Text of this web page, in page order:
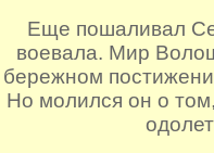
Еще пошаливал
воевала. Мир
бережном
Но молился он о